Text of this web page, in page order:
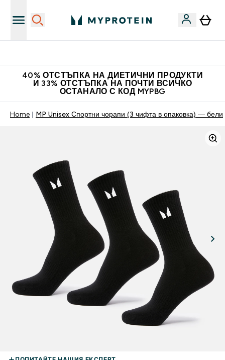
40% ОТСТЪПКА НА ДИЕТИЧНИ ПРОДУКТИ
И 33% ОТСТЪПКА НА ПОЧТИ ВСИЧКО
ОСТАНАЛО С КОД MYPBG
Home MP Unisex Спортни чорапи (3 чифта в опаковка) — бели